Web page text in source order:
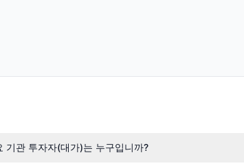
기관 투자자(대가)는 누구입니까?